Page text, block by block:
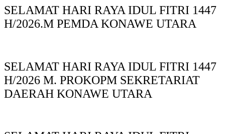
SELAMAT HARI RAYA IDUL FITRI 1447
H/2026.M PEMDA KONAWE UTARA
SELAMAT HARI RAYA IDUL FITRI 1447
H/2026 M. PROKOPM SEKRETARIAT
DAERAH KONAWE UTARA